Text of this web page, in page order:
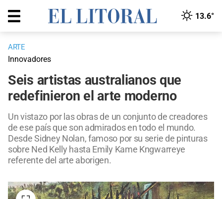
13.6°
ARTE
Innovadores
Seis artistas australianos que
redefinieron el arte moderno
Un vistazo por las obras de un conjunto de creadores
de ese país que son admirados en todo el mundo.
Desde Sidney Nolan, famoso por su serie de pinturas
sobre Ned Kelly hasta Emily Kame Kngwarreye
referente del arte aborigen.